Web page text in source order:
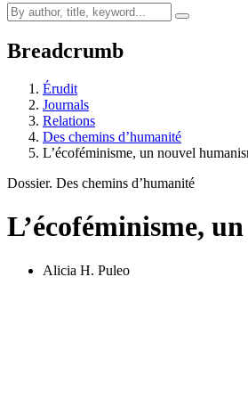
Breadcrumb
Érudit
Journals
Relations
Des chemins d’humanité
L’écoféminisme, un nouvel
Dossier. Des chemins d’humanité
L’écoféminisme,
Alicia H. Puleo